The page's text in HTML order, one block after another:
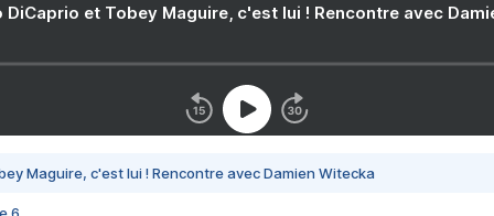
DiCaprio et Tobey Maguire, c'est lui ! Rencontre avec
Maguire, c'est lui ! Rencontre avec Damien Witecka